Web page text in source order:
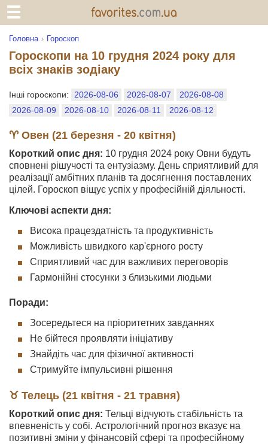
Головна Гороскоп
Гороскопи на 10 грудня 2024 року для
всіх знаків зодіаку
Інші гороскопи: 2026-08-06 2026-08-07
2026-08-08
2026-08-09
2026-08-10 2026-08-11 2026-08-12
♈ Овен (21 березня - 20 квітня)
Короткий опис дня: 10 грудня 2024 року Овни будуть
сповнені рішучості та ентузіазму. День сприятливий для
реалізації амбітних планів та досягнення поставлених
цілей. Гороскоп віщує успіх у професійній діяльності.
Ключові аспекти дня:
Висока працездатність та продуктивність
Можливість швидкого кар'єрного росту
Сприятливий час для важливих переговорів
Гармонійні стосунки з близькими людьми
Поради:
Зосередьтеся на пріоритетних завданнях
Не бійтеся проявляти ініціативу
Знайдіть час для фізичної активності
Стримуйте імпульсивні рішення
♉ Телець (21 квітня - 21 травня)
Короткий опис дня: Тельці відчують стабільність та
впевненість у собі. Астрологічний прогноз вказує на
позитивні зміни у фінансовій сфері та професійному